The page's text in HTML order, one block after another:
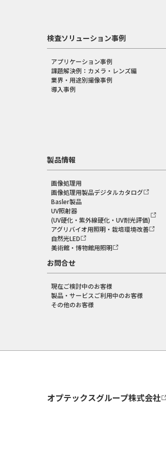
検査ソリューション事例
アプリケーション事例
課題解決例：カメラ・レンズ編
業界・用途別撮像事例
導入事例
製品情報
画像処理用
画像処理用製品デジタルカタログ
Basler製品
UV照射器
(UV硬化・紫外線硬化・UV耐光評価)
アグリバイオ用照明・栽培環境改善
自然光LED
美術館・博物館用照明
お問合せ
現在ご検討中のお客様
製品・サービスご利用中のお客様
その他のお客様
オプテックスグループ株式会社